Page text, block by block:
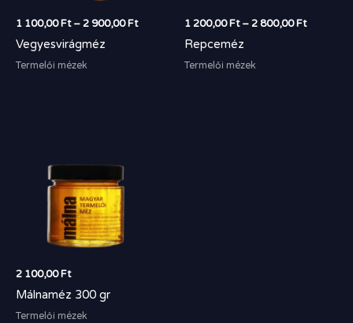
1 100,00Ft –2 900,00Ft
Vegyesvirágméz
Termelői mézek
1 200,00Ft –2 800,00Ft
Repceméz
Termelői mézek
2 100,00Ft
Málnaméz 300 gr
Termelői mézek